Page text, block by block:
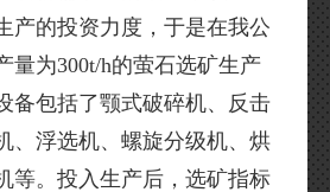
产的投资力度，于是在我公
量为300t/h的萤石选矿生产
备包括了颚式破碎机、反击
、浮选机、螺旋分级机、烘
等。投入生产后，选矿指标